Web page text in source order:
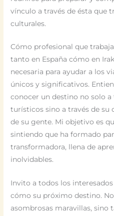
vínculo a través de ésta que
culturales.
Cómo profesional que
tanto en España cómo en
necesaria para ayudar a los
únicos y significativos.
conocer un destino no solo a
turísticos sino a través de su
de su gente. Mi objetivo es
sintiendo que ha formado
transformadora, llena de
inolvidables.
Invito a todos los
cómo su próximo destino.
asombrosas maravillas, sino